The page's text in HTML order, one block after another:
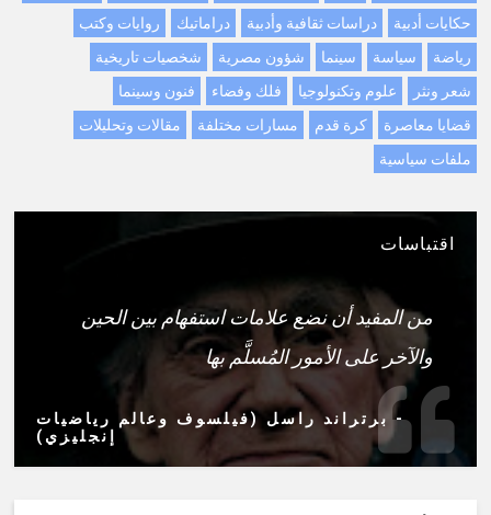
حكايات أدبية
دراسات ثقافية وأدبية دراماتيك
روايات وكتب
رياضة
سياسة سينما شؤون مصرية
شخصيات تاريخية
شعر ونثر
علوم وتكنولوجيا فلك وفضاء
فنون وسينما
قضايا معاصرة
كرة قدم مسارات مختلفة
مقالات وتحليلات
ملفات سياسية
اقتباسات
من المفيد أن نضع علامات استفهام بين الحين
والآخر على الأمور المُسلَّم بها
- برتراند راسل (فيلسوف وعالم رياضيات
إنجليزي)